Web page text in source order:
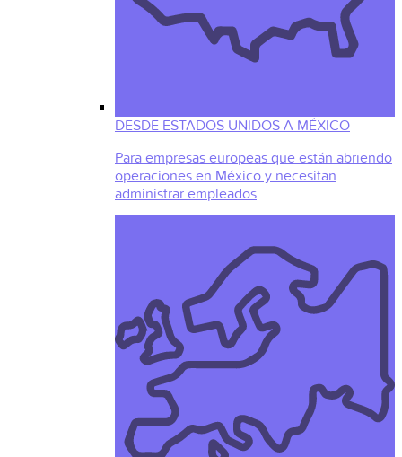
DESDE ESTADOS UNIDOS A MÉXICO
Para empresas europeas que están abriendo
operaciones en México y necesitan
administrar empleados